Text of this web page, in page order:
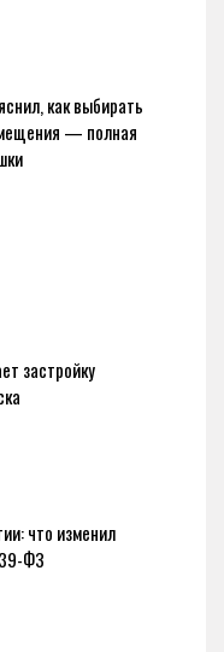
как выбирать
— полная
застройку
что изменил
ФЗ